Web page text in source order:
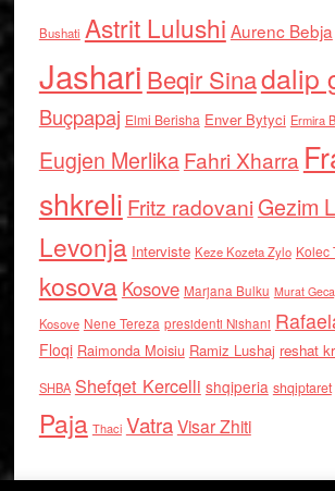
Bushati Astrit Lulushi Aurenc Bebja
Jashari Beqir Sinadalip
Buçpapaj Elmi Berisha Enver Bytyci Ermira
Eugjen MerlikaFahri Xharra
shkreli Fritz radovaniGezim
Levonja Interviste Keze Kozeta Zylo Kolec
kosova Kosove Marjana Bulku Murat
Kosove Nene Tereza presidenti Nishani
Floqi Raimonda Moisiu Ramiz Lushaj reshat
SHBA Shefqet Kercelli shqiperia shqiptaret
Paja Thaci VatraVisar Zhiti